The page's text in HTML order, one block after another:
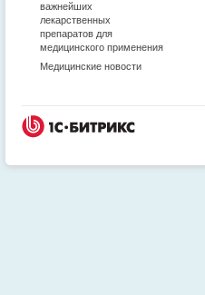
важнейших
лекарственных
препаратов для
медицинского применения
Медицинские новости